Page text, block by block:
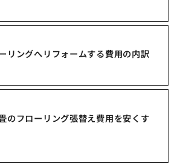
リングへリフォームする費用の内訳
のフローリング張替え費用を安くす